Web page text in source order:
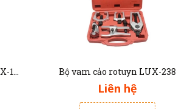
Bộ cảo bạc đạn trong và ngoài LUX-1075 Bộ vam cảo rotuyn LUX-238
Liên hệ